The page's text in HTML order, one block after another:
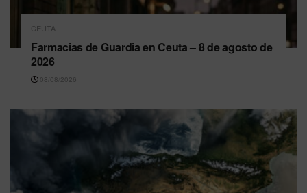
CEUTA
Farmacias de Guardia en Ceuta – 8 de agosto de
2026
08/08/2026